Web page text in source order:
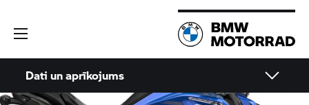
Dati un aprīkojums